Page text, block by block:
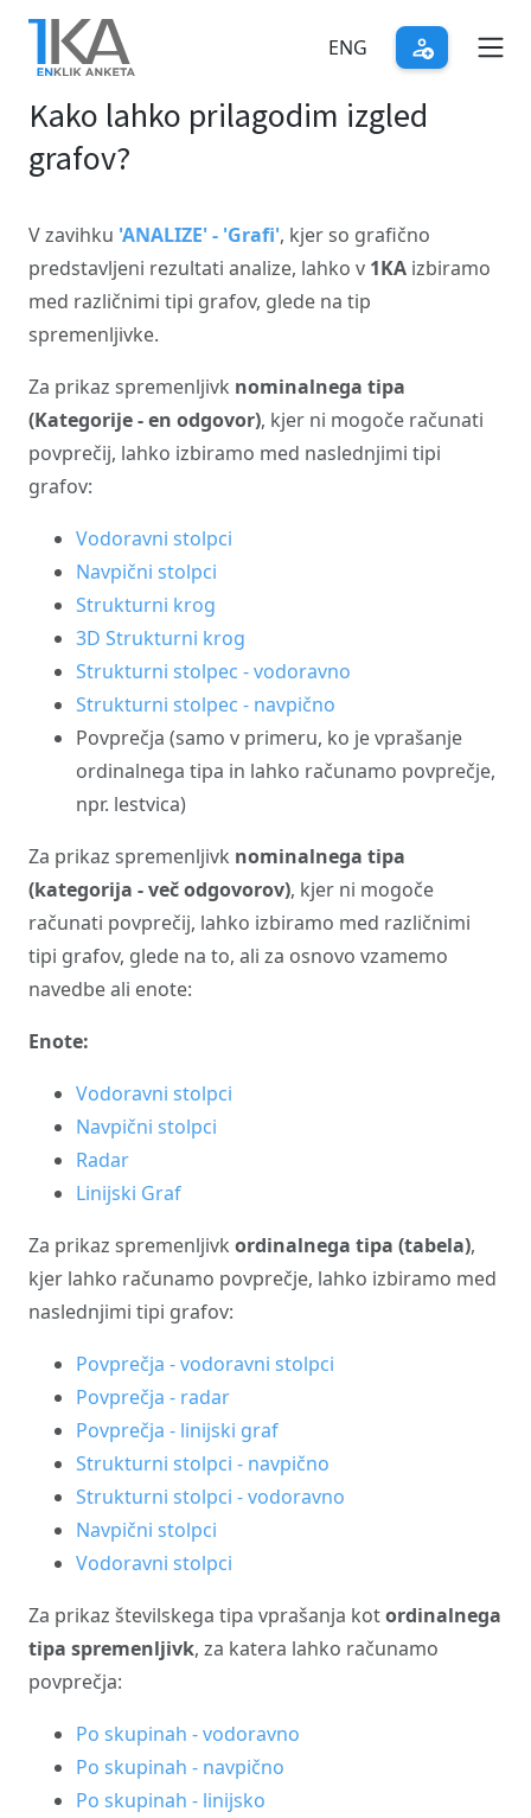
Skip
main
content
ENG
Kako lahko prilagodim izgled
grafov?
V zavihku 'ANALIZE' - 'Grafi', kjer so grafično
predstavljeni rezultati analize, lahko v 1KA izbiramo
med različnimi tipi grafov, glede na tip
spremenljivke.
Za prikaz spremenljivk nominalnega tipa
(Kategorije - en odgovor), kjer ni mogoče računati
povprečij, lahko izbiramo med naslednjimi tipi
grafov:
Vodoravni stolpci
Navpični stolpci
Strukturni krog
3D Strukturni krog
Strukturni stolpec - vodoravno
Strukturni stolpec - navpično
Povprečja (samo v primeru, ko je vprašanje
ordinalnega tipa in lahko računamo povprečje,
npr. lestvica)
Za prikaz spremenljivk nominalnega tipa
(kategorija - več odgovorov), kjer ni mogoče
računati povprečij, lahko izbiramo med različnimi
tipi grafov, glede na to, ali za osnovo vzamemo
navedbe ali enote:
Enote:
Vodoravni stolpci
Navpični stolpci
Radar
Linijski Graf
Za prikaz spremenljivk ordinalnega tipa (tabela),
kjer lahko računamo povprečje, lahko izbiramo med
naslednjimi tipi grafov:
Povprečja - vodoravni stolpci
Povprečja - radar
Povprečja - linijski graf
Strukturni stolpci - navpično
Strukturni stolpci - vodoravno
Navpični stolpci
Vodoravni stolpci
Za prikaz številskega tipa vprašanja kotordinalnega
tipa spremenljivk, za katera lahko računamo
povprečja:
Po skupinah - vodoravno
Po skupinah - navpično
Po skupinah - linijsko